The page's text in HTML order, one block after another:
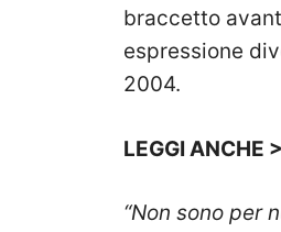
braccetto
espressione
2004.
LEGGI ANCHE
“Non sono per